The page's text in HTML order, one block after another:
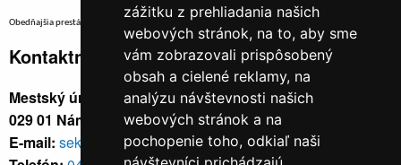
zážitku z prehliadania našich
webových stránok, na to, aby sme
vám zobrazovali prispôsobený
obsah a cielené reklamy, na
analýzu návštevnosti našich
webových stránok a na
pochopenie toho, odkiaľ naši
Obedňajšia prestávka v trvaní 30 minút v čase medzi 10:30 - 11:30 hod.
Kontaktné údaje
Mestský úrad, Cyrila a Metoda 329/6,
029 01 Námestovo
E-mail: sekretariat@namestovo.sk